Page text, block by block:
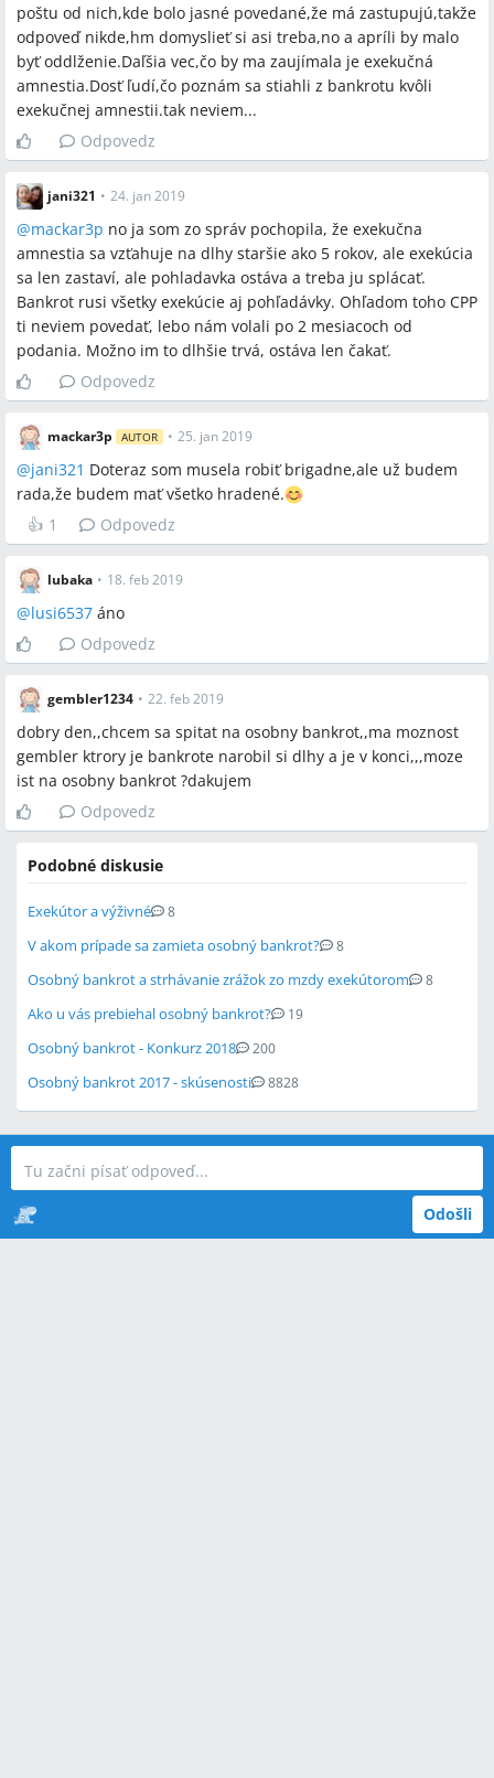
poštu od nich,kde bolo jasné povedané,že má zastupujú,takže
odpoveď nikde,hm domyslieť si asi treba,no a apríli by malo
byť oddlženie.Daľšia vec,čo by ma zaujímala je exekučná
amnestia.Dosť ľudí,čo poznám sa stiahli z bankrotu kvôli
exekučnej amnestii.tak neviem...
Odpovedz
jani321 • 24. jan 2019
@mackar3p no ja som zo správ pochopila, že exekučna
amnestia sa vzťahuje na dlhy staršie ako 5 rokov, ale exekúcia
sa len zastaví, ale pohladavka ostáva a treba ju splácať.
Bankrot rusi všetky exekúcie aj pohľadávky. Ohľadom toho CPP
ti neviem povedať, lebo nám volali po 2 mesiacoch od
podania. Možno im to dlhšie trvá, ostáva len čakať.
Odpovedz
mackar3p AUTOR • 25. jan 2019
@jani321 Doteraz som musela robiť brigadne,ale už budem
rada,že budem mať všetko hradené.
👍 1 Odpovedz
lubaka • 18. feb 2019
@lusi6537 áno
Odpovedz
gembler1234 • 22. feb 2019
dobry den,,chcem sa spitat na osobny bankrot,,ma moznost
gembler ktrory je bankrote narobil si dlhy a je v konci,,,moze
ist na osobny bankrot ?dakujem
Odpovedz
Podobné diskusie
Exekútor a výživné 8
V akom prípade sa zamieta osobný bankrot? 8
Osobný bankrot a strhávanie zrážok zo mzdy exekútorom 8
Ako u vás prebiehal osobný bankrot? 19
Osobný bankrot - Konkurz 2018 200
Osobný bankrot 2017 - skúsenosti 8828
Odošli